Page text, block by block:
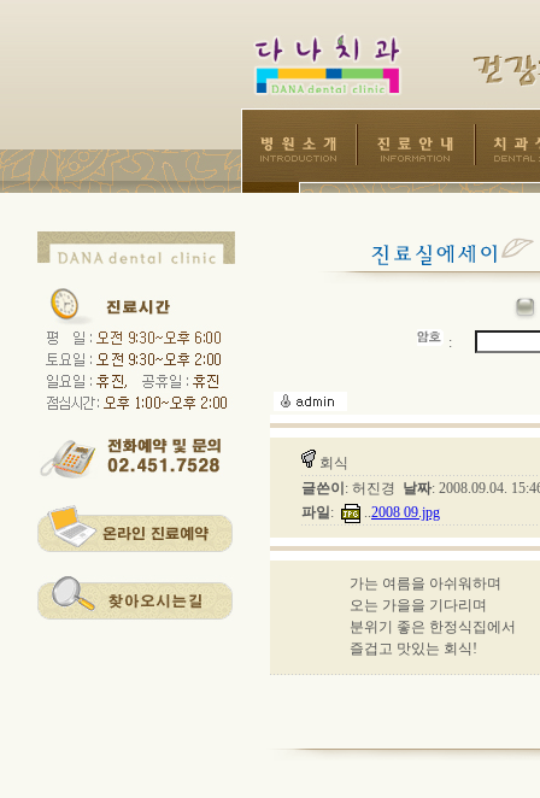
:
회식
글쓴이 : 허진경 날짜: 2008.09.04.
파일: ..2008 09.jpg
가는 여름을 아쉬워하며
오는 가을을 기다리며
분위기 좋은 한정식집에서
즐겁고 맛있는 회식!